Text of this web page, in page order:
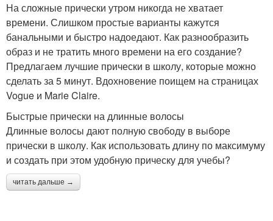
На сложные прически утром никогда не хватает
времени. Слишком простые варианты кажутся
банальными и быстро надоедают. Как разнообразить
образ и не тратить много времени на его создание?
Предлагаем лучшие прически в школу, которые можно
сделать за 5 минут. Вдохновение поищем на страницах
Vogue и Marie Claire.
Быстрые прически на длинные волосы
Длинные волосы дают полную свободу в выборе
прически в школу. Как использовать длину по максимуму
и создать при этом удобную прическу для учебы?
читать дальше →